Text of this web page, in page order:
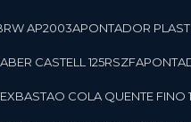
AP2003 APONTADOR
CASTELL 125RSZF
BASTAO COLA QUENTE